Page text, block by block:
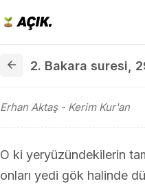
2. Bakara suresi
Erhan Aktaş- Kerim Kur'an
O ki yeryüzündekilerin
onları yedi gök halinde